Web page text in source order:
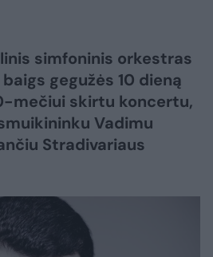
simfoninis orkestras
gegužės 10 dieną
mečiui skirtu koncertu,
Vadimu
Stradivariaus